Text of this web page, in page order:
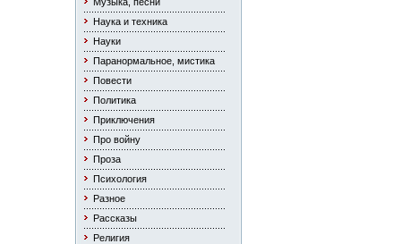
Наука и техника
Науки
Паранормальное, мистика
Повести
Политика
Приключения
Про войну
Проза
Психология
Разное
Рассказы
Религия